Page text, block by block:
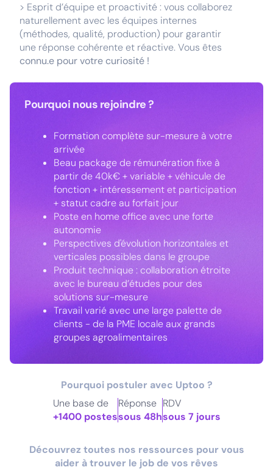
> Esprit d’équipe et proactivité : vous collaborez
naturellement avec les équipes internes
(méthodes, qualité, production) pour garantir
une réponse cohérente et réactive. Vous êtes
connu.e pour votre curiosité !
Pourquoi nous rejoindre ?
Formation complète sur-mesure à votre
arrivée
Beau package de rémunération fixe à
partir de 40k€ + variable + véhicule de
fonction + intéressement et participation
+ statut cadre au forfait jour
Poste en home office avec une forte
autonomie
Perspectives d'évolution horizontales et
verticales possibles dans le groupe
Produit technique : collaboration étroite
avec le bureau d’études pour des
solutions sur-mesure
Travail varié avec une large palette de
clients - de la PME locale aux grands
groupes agroalimentaires
Pourquoi postuler avec Uptoo ?
Une base de
+1400 postes
Réponse
sous 48h
RDV
sous 7 jours
Découvrez toutes nos ressources pour vous
aider à trouver le job de vos rêves